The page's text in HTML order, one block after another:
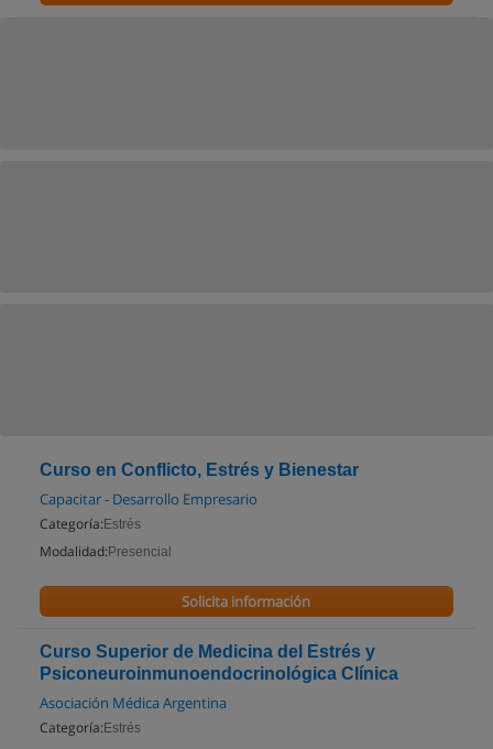
Curso en Conflicto, Estrés y Bienestar
Capacitar - Desarrollo Empresario
Categoría: Estrés
Modalidad: Presencial
Solicita información
Curso Superior de Medicina del Estrés y
Psiconeuroinmunoendocrinológica Clínica
Asociación Médica Argentina
Categoría: Estrés